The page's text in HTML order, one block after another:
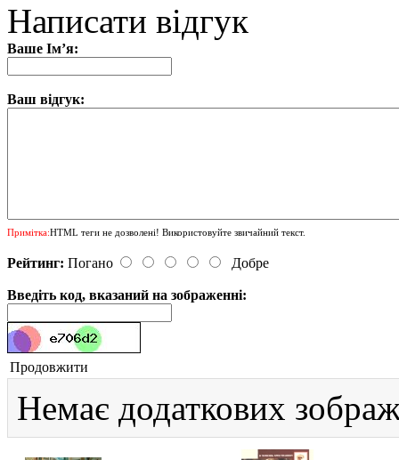
Написати відгук
Ваше Ім’я:
Ваш відгук:
Примітка:HTML теги не дозволені! Використовуйте звичайний текст.
Рейтинг: Погано Добре
Введіть код, вказаний на зображенні:
Продовжити
Немає додаткових